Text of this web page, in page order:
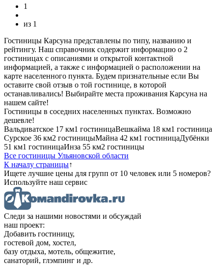
1
из 1
Гостиницы Карсуна представлены по типу, названию и
рейтингу. Наш справочник содержит информацию о 2
гостиницах с описаниями и открытой контактной
информацией, а также с информацией о расположении на
карте населенного пункта. Будем признательные если Вы
оставите свой отзыв о той гостинице, в которой
останавливались! Выбирайте места проживания Карсуна на
нашем сайте!
Гостиницы в соседних населенных пунктах. Возможно
дешевле!
Вальдиватское 17 км1 гостиницаВешкайма 18 км1 гостиница
Сурское 36 км2 гостиницыМайна 42 км1 гостиницаДубёнки
51 км1 гостиницаИнза 55 км2 гостиницы
Все гостиницы Ульяновской области
К началу страницы↑
Ищете лучшие цены для групп от 10 человек или 5 номеров?
Используйте наш сервис
Следи за нашими новостями и обсуждай
наш проект:
Добавить гостиницу,
гостевой дом, хостел,
базу отдыха, мотель, общежитие,
санаторий, глэмпинг и др.